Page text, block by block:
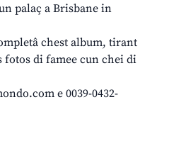
palaç a Brisbane in
chest album, tirant
fotos di famee cun chei di
e 0039-0432-